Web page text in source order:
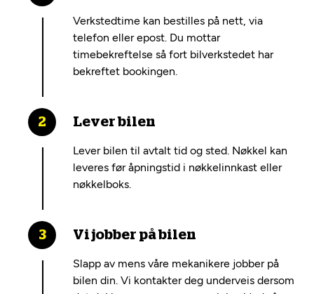
Verkstedtime kan bestilles på nett, via
telefon eller epost. Du mottar
timebekreftelse så fort bilverkstedet har
bekreftet bookingen.
Lever bilen
Lever bilen til avtalt tid og sted. Nøkkel kan
leveres før åpningstid i nøkkelinnkast eller
nøkkelboks.
Vi jobber på bilen
Slapp av mens våre mekanikere jobber på
bilen din. Vi kontakter deg underveis dersom